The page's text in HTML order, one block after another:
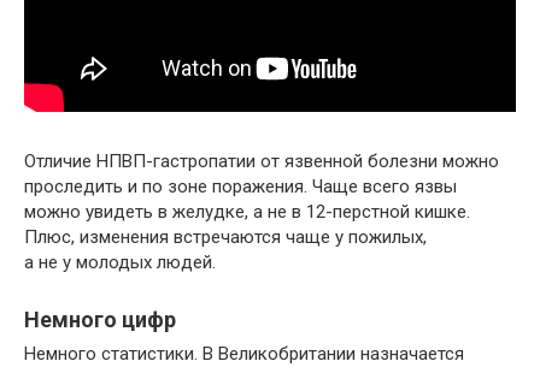
Отличие НПВП-гастропатии от язвенной болезни можно
проследить и по зоне поражения. Чаще всего язвы
можно увидеть в желудке, а не в 12-перстной кишке.
Плюс, изменения встречаются чаще у пожилых,
а не у молодых людей.
Немного цифр
Немного статистики. В Великобритании назначается